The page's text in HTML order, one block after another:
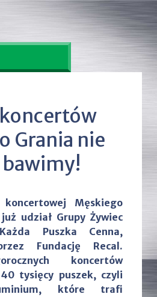
Grania nie
Męskiego
udział Grupy Żywiec
Puszka Cenna,
Fundację Recal.
koncertów
tysięcy puszek, czyli
które trafi